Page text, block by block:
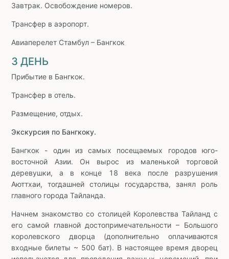
Завтрак. Освобождение номеров.
Трансфер в аэропорт.
Авиаперелет Стамбул – Бангкок
3 ДЕНЬ
Прибытие в Бангкок.
Трансфер в отель.
Размещение, отдых.
Экскурсия по Бангкоку.
Бангкок - один из самых посещаемых городов юго-
восточной Азии. Он вырос из маленькой торговой
деревушки, а в конце 18 века после разрушения
Аюттхаи, тогдашней столицы государства, занял роль
главного города Тайланда.
Начнем знакомство со столицей Королевства Тайланд с
его самой главной достопримечательности – Большого
королевского дворца (дополнительно оплачиваются
входные билеты ~ 500 бат). В настоящее время дворец